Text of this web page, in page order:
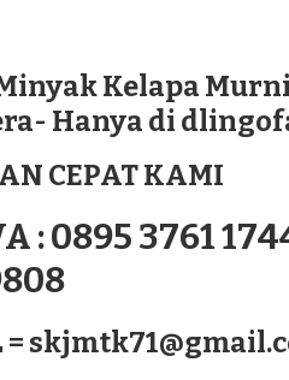
Kelapa
Hanya di
CEPAT KAMI
: 0895 3761
=